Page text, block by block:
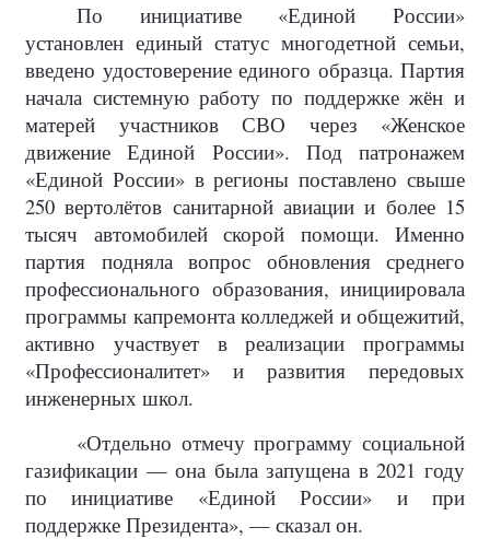
По инициативе «Единой России»
установлен единый статус многодетной семьи,
введено удостоверение единого образца. Партия
начала системную работу по поддержке жён и
матерей участников СВО через «Женское
движение Единой России». Под патронажем
«Единой России» в регионы поставлено свыше
250 вертолётов санитарной авиации и более 15
тысяч автомобилей скорой помощи. Именно
партия подняла вопрос обновления среднего
профессионального образования, инициировала
программы капремонта колледжей и общежитий,
активно участвует в реализации программы
«Профессионалитет» и развития передовых
инженерных школ.
«Отдельно отмечу программу социальной
газификации — она была запущена в 2021 году
по инициативе «Единой России» и при
поддержке Президента», — сказал он.